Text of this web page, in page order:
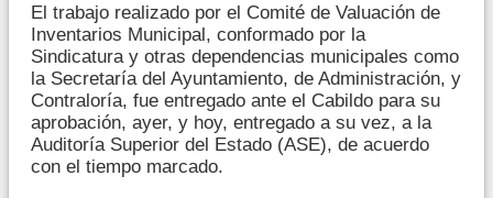
El trabajo realizado por el Comité de Valuación de
Inventarios Municipal, conformado por la
Sindicatura y otras dependencias municipales como
la Secretaría del Ayuntamiento, de Administración, y
Contraloría, fue entregado ante el Cabildo para su
aprobación, ayer, y hoy, entregado a su vez, a la
Auditoría Superior del Estado (ASE), de acuerdo
con el tiempo marcado.